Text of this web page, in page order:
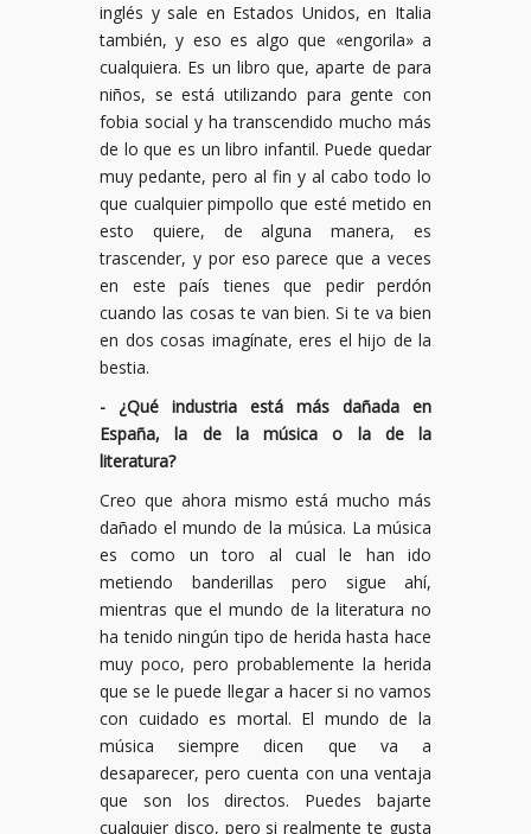
inglés y sale en Estados Unidos, en Italia
también, y eso es algo que «engorila» a
cualquiera. Es un libro que, aparte de para
niños, se está utilizando para gente con
fobia social y ha transcendido mucho más
de lo que es un libro infantil. Puede quedar
muy pedante, pero al fin y al cabo todo lo
que cualquier pimpollo que esté metido en
esto quiere, de alguna manera, es
trascender, y por eso parece que a veces
en este país tienes que pedir perdón
cuando las cosas te van bien. Si te va bien
en dos cosas imagínate, eres el hijo de la
bestia.
- ¿Qué industria está más dañada en
España, la de la música o la de la
literatura?
Creo que ahora mismo está mucho más
dañado el mundo de la música. La música
es como un toro al cual le han ido
metiendo banderillas pero sigue ahí,
mientras que el mundo de la literatura no
ha tenido ningún tipo de herida hasta hace
muy poco, pero probablemente la herida
que se le puede llegar a hacer si no vamos
con cuidado es mortal. El mundo de la
música siempre dicen que va a
desaparecer, pero cuenta con una ventaja
que son los directos. Puedes bajarte
cualquier disco, pero si realmente te gusta